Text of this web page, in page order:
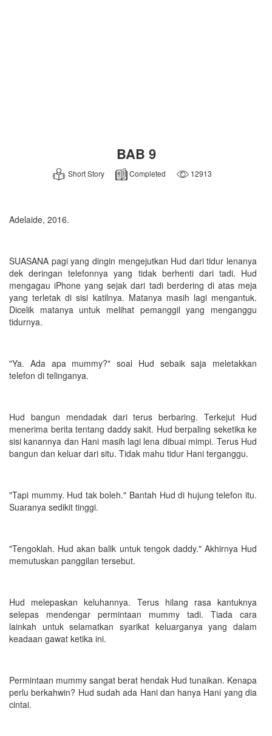
BAB 9
Short Story Completed 12913
Adelaide, 2016.
SUASANA pagi yang dingin mengejutkan Hud dari tidur lenanya
dek deringan telefonnya yang tidak berhenti dari tadi. Hud
mengagau iPhone yang sejak dari tadi berdering di atas meja
yang terletak di sisi katilnya. Matanya masih lagi mengantuk.
Dicelik matanya untuk melihat pemanggil yang menganggu
tidurnya.
"Ya. Ada apa mummy?" soal Hud sebaik saja meletakkan
telefon di telinganya.
Hud bangun mendadak dari terus berbaring. Terkejut Hud
menerima berita tentang daddy sakit. Hud berpaling seketika ke
sisi kanannya dan Hani masih lagi lena dibuai mimpi. Terus Hud
bangun dan keluar dari situ. Tidak mahu tidur Hani terganggu.
"Tapi mummy. Hud tak boleh." Bantah Hud di hujung telefon itu.
Suaranya sedikit tinggi.
"Tengoklah. Hud akan balik untuk tengok daddy." Akhirnya Hud
memutuskan panggilan tersebut.
Hud melepaskan keluhannya. Terus hilang rasa kantuknya
selepas mendengar permintaan mummy tadi. Tiada cara
lainkah untuk selamatkan syarikat keluarganya yang dalam
keadaan gawat ketika ini.
Permintaan mummy sangat berat hendak Hud tunaikan. Kenapa
perlu berkahwin? Hud sudah ada Hani dan hanya Hani yang dia
cintai.